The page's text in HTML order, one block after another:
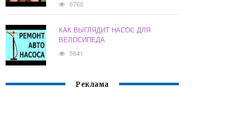
6766
КАК ВЫГЛЯДИТ НАСОС ДЛЯ
ВЕЛОСИПЕДА
5641
Реклама